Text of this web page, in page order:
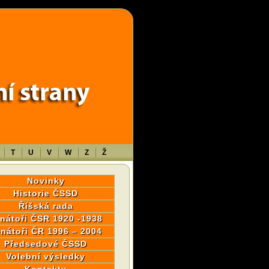
content/themes/sablona/functions.php
T U V W Z Ž
Novinky
Historie ČSSD
Říšská rada
ČSR 1920 -1938
ČR 1996 – 2004
Předsedové ČSSD
Volební výsledky